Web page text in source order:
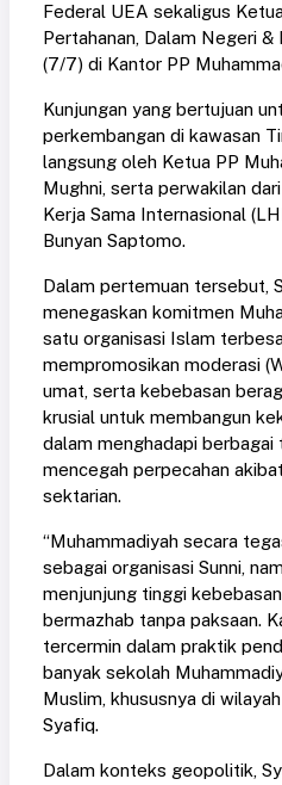
Federal UEA sekaligus
Pertahanan, Dalam Negeri
(7/7) di Kantor PP
Kunjungan yang bertujuan
perkembangan di kawasan
langsung oleh Ketua PP
Mughni, serta perwakilan
Kerja Sama Internasional
Bunyan Saptomo.
Dalam pertemuan tersebut,
menegaskan komitmen
satu organisasi Islam
mempromosikan moderasi
umat, serta kebebasan
krusial untuk membangun
dalam menghadapi berbagai
mencegah perpecahan
sektarian.
“Muhammadiyah secara
sebagai organisasi Sunni,
menjunjung tinggi
bermazhab tanpa paksaan.
tercermin dalam praktik
banyak sekolah
Muslim, khususnya di
Syafiq.
Dalam konteks geopolitik,